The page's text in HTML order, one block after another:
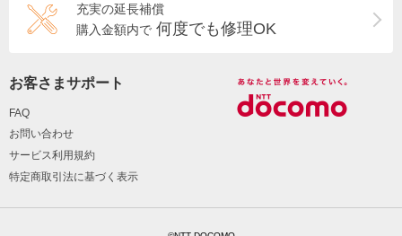
充実の延長補償
購入金額内で 何度でも修理OK
お客さまサポート
FAQ
お問い合わせ
サービス利用規約
特定商取引法に基づく表示